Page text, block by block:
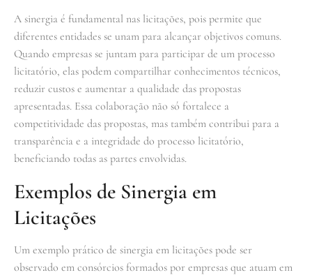
A sinergia é fundamental nas licitações, pois permite que
diferentes entidades se unam para alcançar objetivos comuns.
Quando empresas se juntam para participar de um processo
licitatório, elas podem compartilhar conhecimentos técnicos,
reduzir custos e aumentar a qualidade das propostas
apresentadas. Essa colaboração não só fortalece a
competitividade das propostas, mas também contribui para a
transparência e a integridade do processo licitatório,
beneficiando todas as partes envolvidas.
Exemplos de Sinergia em
Licitações
Um exemplo prático de sinergia em licitações pode ser
observado em consórcios formados por empresas que atuam em